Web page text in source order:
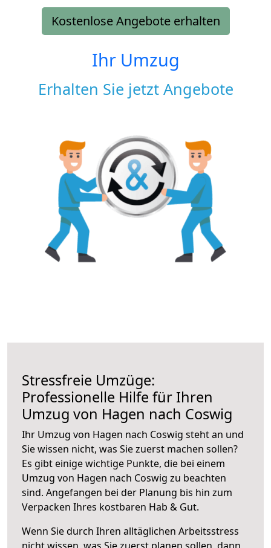
Kostenlose Angebote erhalten
Ihr Umzug
Erhalten Sie jetzt Angebote
Stressfreie Umzüge:
Professionelle Hilfe für Ihren
Umzug von Hagen nach Coswig
Ihr Umzug von Hagen nach Coswig steht an und
Sie wissen nicht, was Sie zuerst machen sollen?
Es gibt einige wichtige Punkte, die bei einem
Umzug von Hagen nach Coswig zu beachten
sind. Angefangen bei der Planung bis hin zum
Verpacken Ihres kostbaren Hab & Gut.
Wenn Sie durch Ihren alltäglichen Arbeitsstress